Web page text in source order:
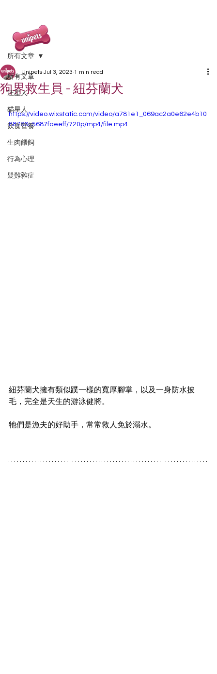
所有文章
汪星人
貓星人
飲食營養
生肉餵飼
行為心理
疑難雜症
所有文章
狗界救生員 - 紐芬蘭犬
Unipets Jul 3, 2023 1 min read
https://video.wixstatic.com/video/a781e1_069ac2a0e62e4b10
88786c5687faeeff/720p/mp4/file.mp4
紐芬蘭犬擁有類似蹼一樣的寬厚腳掌，以及一身防水披
毛，完全是天生的游泳健將。
牠們是漁夫的好助手，常常救人免於溺水。